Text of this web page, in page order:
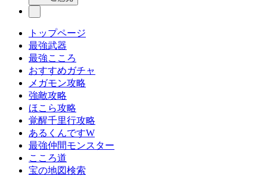
トップページ
最強武器
最強こころ
おすすめガチャ
メガモン攻略
強敵攻略
ほこら攻略
覚醒千里行攻略
あるくんですW
最強仲間モンスター
こころ道
宝の地図検索